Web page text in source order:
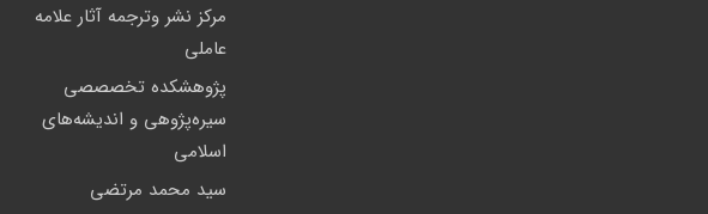
مركز نشر وترجمه آثار علامه
عاملی
پژوهشكده تخصصصى
سیره‌پژوهی و اندیشه‌های
اسلامی
سید محمد مرتضی